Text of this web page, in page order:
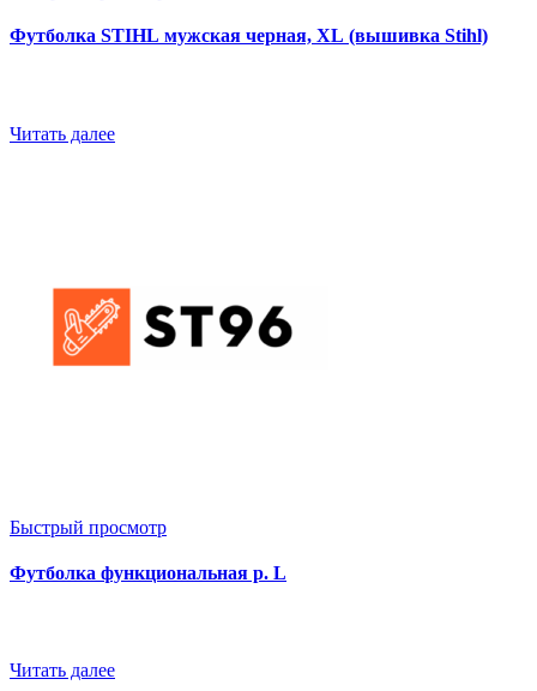
Футболка STIHL мужская черная, XL (вышивка Stihl)
Читать далее
Быстрый просмотр
Футболка функциональная р. L
Читать далее